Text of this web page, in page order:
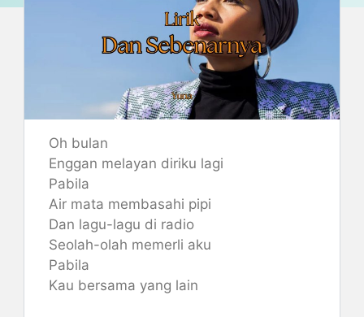
Oh bulan
Enggan melayan diriku lagi
Pabila
Air mata membasahi pipi
Dan lagu-lagu di radio
Seolah-olah memerli aku
Pabila
Kau bersama yang lain